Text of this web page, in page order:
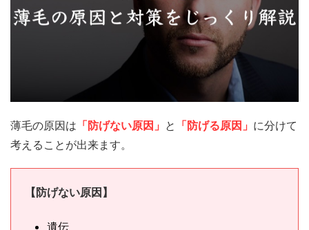
薄毛の原因は 「防げない原因」 と 「防げる原因」 に分けて
考えることが出来ます。
【防げない原因】
遺伝